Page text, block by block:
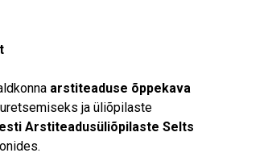
arstiteaduse õppekava
ja üliõpilaste
Arstiteadusüliõpilaste Selts